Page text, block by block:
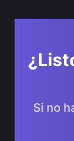
Si no